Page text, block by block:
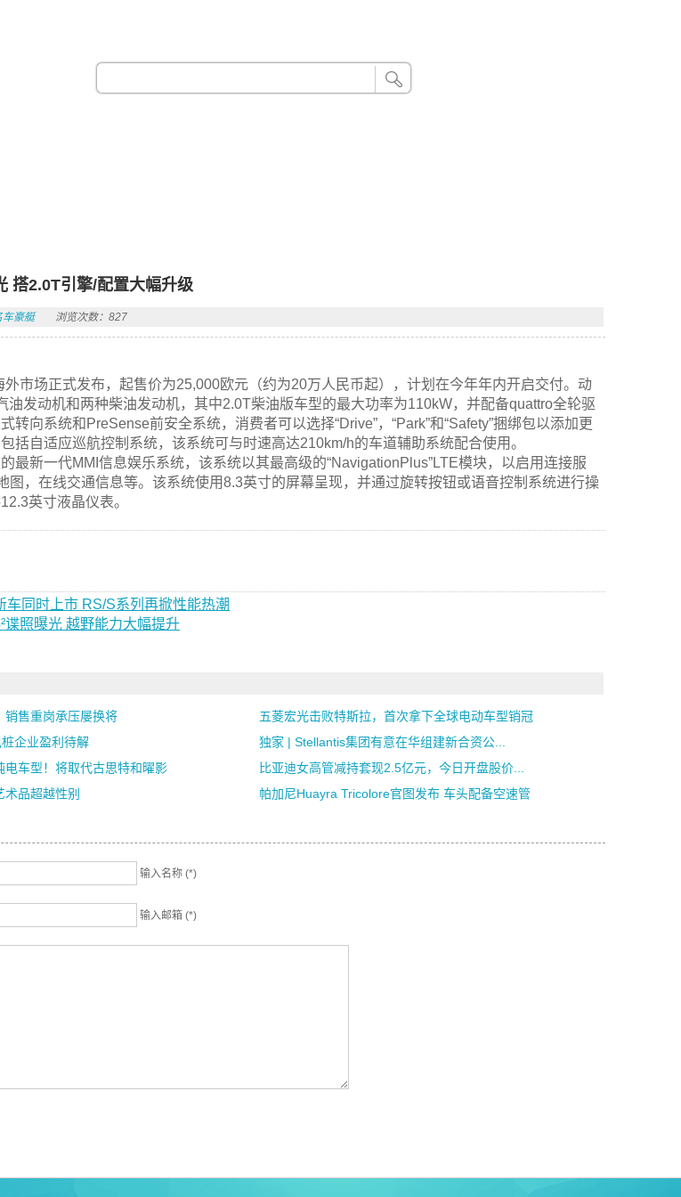
搭2.0T引擎/配置大幅升级
车豪艇 浏览次数：827
外市场正式发布，起售价为25,000欧元（约为20万人民币起），计划在今年年内开启交付。动
油发动机和两种柴油发动机，其中2.0T柴油版车型的最大功率为110kW，并配备quattro全轮驱
转向系统和PreSense前安全系统，消费者可以选择“Drive”，“Park”和“Safety”捆绑包以添加更
括自适应巡航控制系统，该系统可与时速高达210km/h的车道辅助系统配合使用。
最新一代MMI信息娱乐系统，该系统以其最高级的“NavigationPlus”LTE模块，以启用连接服
图，在线交通信息等。该系统使用8.3英寸的屏幕呈现，并通过旋转按钮或语音控制系统进行操
英寸液晶仪表。
车同时上市 RS/S系列再掀性能热潮
谍照曝光 越野能力大幅提升
销售重岗承压屡换将
五菱宏光击败特斯拉，首次拿下全球电动车型销冠
企业盈利待解
独家 | Stellantis集团有意在华组建新合资公...
电车型！将取代古思特和曜影
比亚迪女高管减持套现2.5亿元，今日开盘股价...
术品超越性别
帕加尼Huayra Tricolore官图发布 车头配备空速管
输入名称 (*)
输入邮箱 (*)